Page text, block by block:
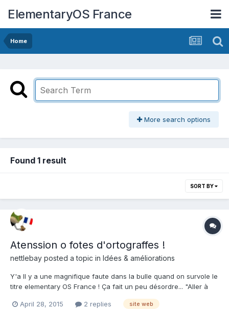
ElementaryOS France
Home
More search options
Found 1 result
SORT BY
Atenssion o fotes d'ortograffes !
nettlebay posted a topic in Idées & améliorations
Y'a Il y a une magnifique faute dans la bulle quand on survole le
titre elementary OS France ! Ça fait un peu désordre... "Aller à
April 28, 2015
2 replies site web